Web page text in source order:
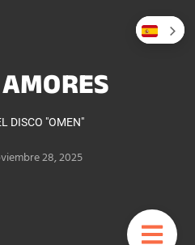
DISCO "OMEN"
28, 2025